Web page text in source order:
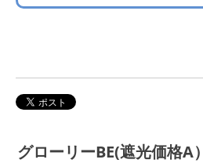
グローリーBE(遮光価格A）